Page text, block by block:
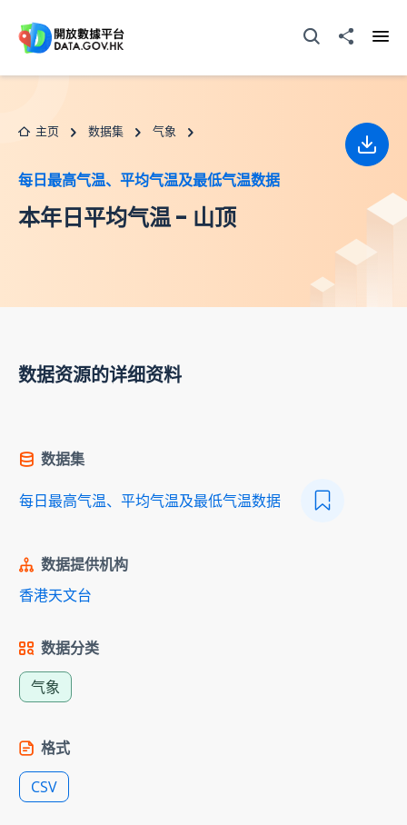
打开搜寻器分享至
主页 数据集 气象
每日最高气温、平均气温及最低气温数据
本年日平均气温 - 山顶
下载
数据资源的详细资料
数据集
每日最高气温、平均气温及最低气温数据
数据提供机构
香港天文台
数据分类
气象
格式
CSV